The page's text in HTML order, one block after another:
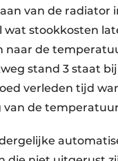
van de radiator
wat stookkosten
naar de
stand 3 staat
verleden tijd
de